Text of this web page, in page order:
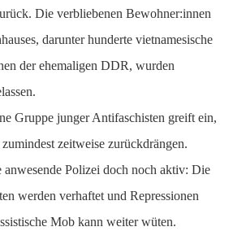
Die verbliebenen Bewohner:innen
darunter hunderte vietnamesische
der ehemaligen DDR, wurden
Gruppe junger Antifaschisten greift ein,
zeitweise zurückdrängen.
Polizei doch noch aktiv: Die
werden verhaftet und Repressionen
Mob kann weiter wüten.